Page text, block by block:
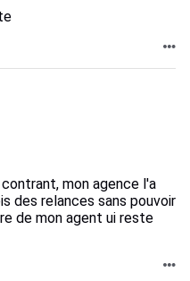
mon agence l'a
des relances sans pouvoir
de mon agent ui reste